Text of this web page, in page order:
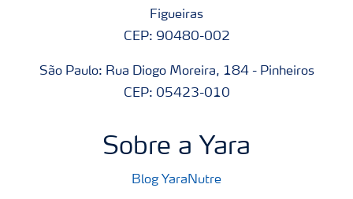
Figueiras
CEP: 90480-002
São Paulo: Rua Diogo Moreira, 184 - Pinheiros
CEP: 05423-010
Sobre a Yara
Blog YaraNutre